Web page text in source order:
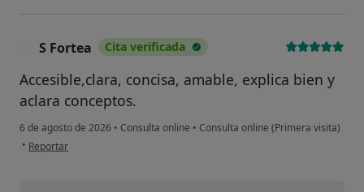
S Fortea Cita verificada
Accesible,clara, concisa, amable, explica bien y
aclara conceptos.
6 de agosto de 2026 • Consulta online • Consulta online (Primera visita)
• en opinión del usuario S Fortea
Reportar